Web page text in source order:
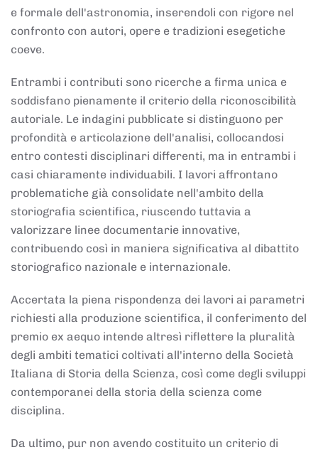
e formale dell'astronomia, inserendoli con rigore nel
confronto con autori, opere e tradizioni esegetiche
coeve.
Entrambi i contributi sono ricerche a firma unica e
soddisfano pienamente il criterio della riconoscibilità
autoriale. Le indagini pubblicate si distinguono per
profondità e articolazione dell'analisi, collocandosi
entro contesti disciplinari differenti, ma in entrambi i
casi chiaramente individuabili. I lavori affrontano
problematiche già consolidate nell'ambito della
storiografia scientifica, riuscendo tuttavia a
valorizzare linee documentarie innovative,
contribuendo così in maniera significativa al dibattito
storiografico nazionale e internazionale.
Accertata la piena rispondenza dei lavori ai parametri
richiesti alla produzione scientifica, il conferimento del
premio ex aequo intende altresì riflettere la pluralità
degli ambiti tematici coltivati all'interno della Società
Italiana di Storia della Scienza, così come degli sviluppi
contemporanei della storia della scienza come
disciplina.
Da ultimo, pur non avendo costituito un criterio di